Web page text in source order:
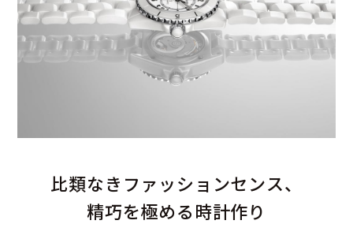
比類なきファッションセンス、
精巧を極める時計作り